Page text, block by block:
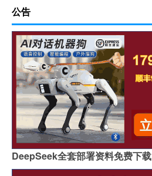
公告
DeepSeek全套部署资料免费下载